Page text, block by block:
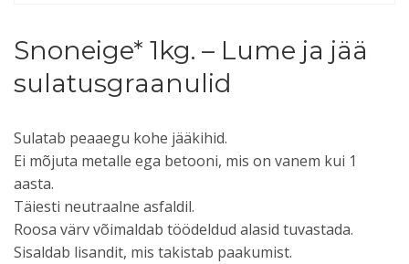
Snoneige* 1kg. – Lume ja jää
sulatusgraanulid
Sulatab peaaegu kohe jääkihid.
Ei mõjuta metalle ega betooni, mis on vanem kui 1
aasta.
Täiesti neutraalne asfaldil.
Roosa värv võimaldab töödeldud alasid tuvastada.
Sisaldab lisandit, mis takistab paakumist.